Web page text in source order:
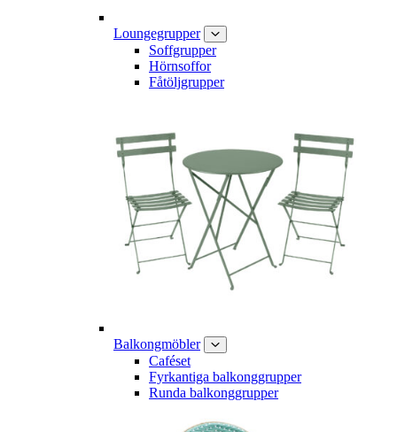
Loungegrupper
Soffgrupper
Hörnsoffor
Fåtöljgrupper
Balkongmöbler
Caféset
Fyrkantiga balkonggrupper
Runda balkonggrupper